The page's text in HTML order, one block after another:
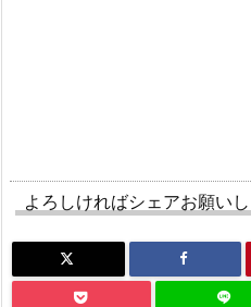
よろしければシェアお願い